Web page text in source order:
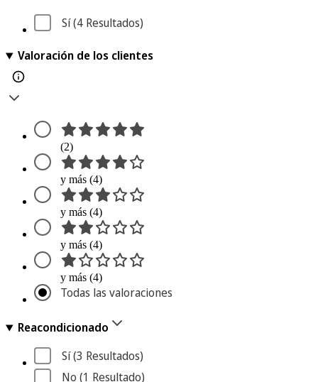
Sí (4 Resultados)
Valoración de los clientes
(2)
y más (4)
y más (4)
y más (4)
y más (4)
Todas las valoraciones
Reacondicionado
Sí (3 Resultados)
No (1 Resultado)